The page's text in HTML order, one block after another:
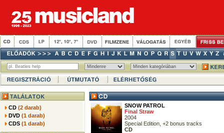
CD(2 darab)
DVD(1 darab)
CDS(1 darab)
SNOW PATROL
Final Straw
2004
Special Edition, +2 bonus tracks
CD